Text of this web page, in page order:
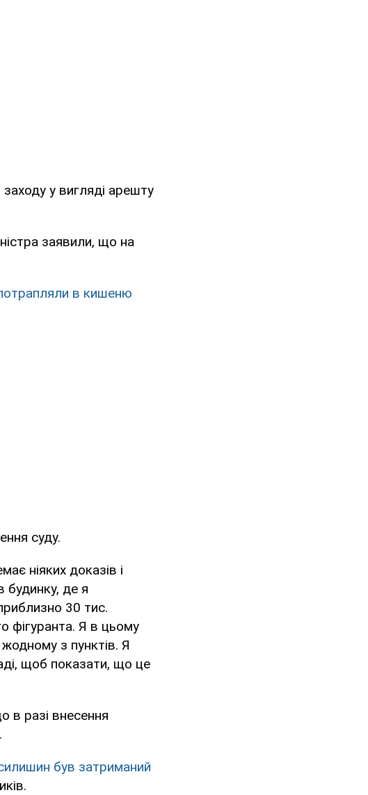
у вигляді арешту
заявили, що на
потрапляли в кишеню
суду.
ніяких доказів і
будинку, де я
30 тис.
фігуранта. Я в цьому
з пунктів. Я
щоб показати, що це
в разі внесення
був затриманий